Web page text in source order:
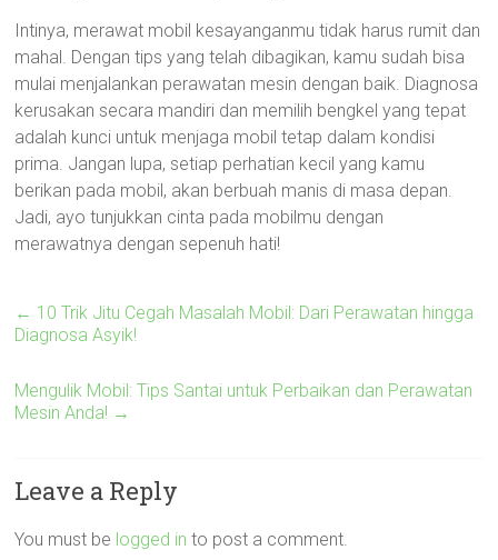
Intinya, merawat mobil kesayanganmu tidak harus rumit dan
mahal. Dengan tips yang telah dibagikan, kamu sudah bisa
mulai menjalankan perawatan mesin dengan baik. Diagnosa
kerusakan secara mandiri dan memilih bengkel yang tepat
adalah kunci untuk menjaga mobil tetap dalam kondisi
prima. Jangan lupa, setiap perhatian kecil yang kamu
berikan pada mobil, akan berbuah manis di masa depan.
Jadi, ayo tunjukkan cinta pada mobilmu dengan
merawatnya dengan sepenuh hati!
← 10 Trik Jitu Cegah Masalah Mobil: Dari Perawatan hingga
Diagnosa Asyik!
Mengulik Mobil: Tips Santai untuk Perbaikan dan Perawatan
Mesin Anda! →
Leave a Reply
You must be logged in to post a comment.